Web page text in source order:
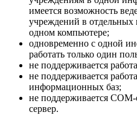
имеется возможность
учреждений в
одном компьютере;
одновременно с одной
работать только один
не поддерживается
не поддерживается
информационных баз;
не поддерживается
сервер.